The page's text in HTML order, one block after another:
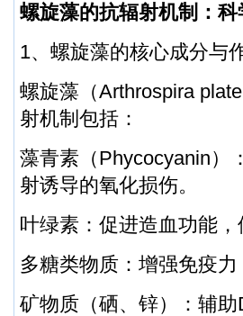
螺旋藻的抗辐射机制：
1、螺旋藻的核心成分与
螺旋藻（Arthrospira
射机制包括：
藻青素（Phycocyanin）
射诱导的氧化损伤。
叶绿素：促进造血功能
多糖类物质：增强免疫
矿物质（硒、锌）：辅